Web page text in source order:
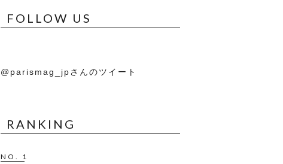
FOLLOW US
@parismag_jpさんのツイート
RANKING
NO. 1